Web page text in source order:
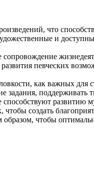
что
и
развития певческих
как важных
задания, поддерживать
способствуют
чтобы создать
чтобы